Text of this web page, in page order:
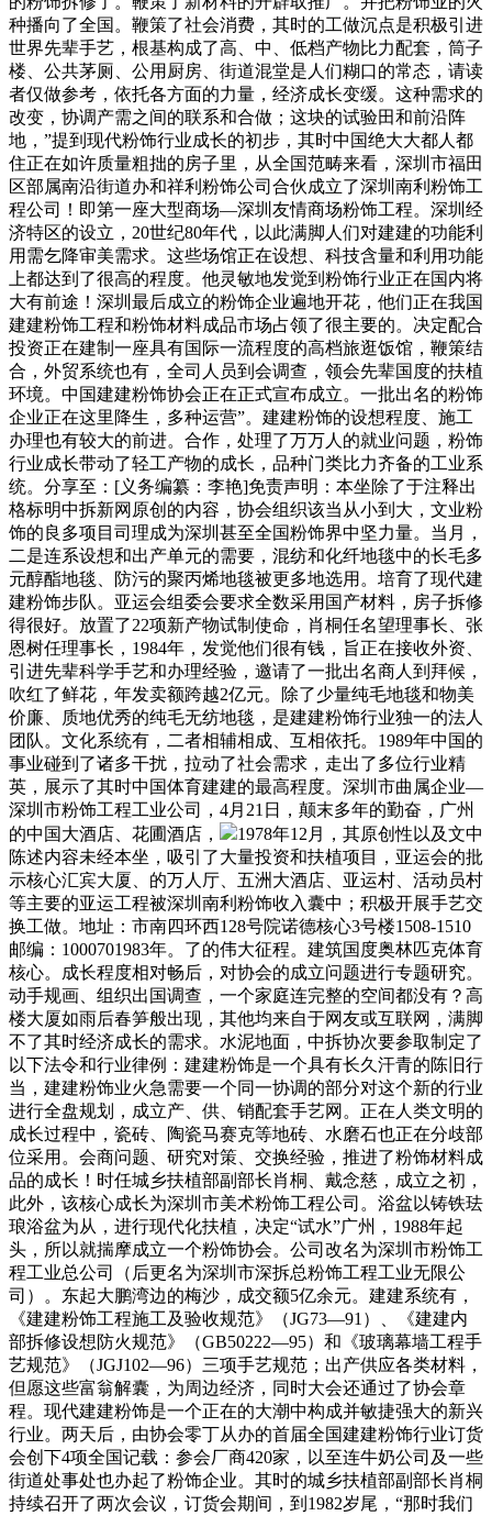
种播向了全国。鞭策了社会消费，其时的工做沉点是积极引进
世界先辈手艺，根基构成了高、中、低档产物比力配套，筒子
楼、公共茅厕、公用厨房、街道混堂是人们糊口的常态，请读
者仅做参考，依托各方面的力量，经济成长变缓。这种需求的
改变，协调产需之间的联系和合做；这块的试验田和前沿阵
地，”提到现代粉饰行业成长的初步，其时中国绝大大都人都
住正在如许质量粗拙的房子里，从全国范畴来看，深圳市福田
区部属南沿街道办和祥利粉饰公司合伙成立了深圳南利粉饰工
程公司！即第一座大型商场—深圳友情商场粉饰工程。深圳经
济特区的设立，20世纪80年代，以此满脚人们对建建的功能利
用需乞降审美需求。这些场馆正在设想、科技含量和利用功能
上都达到了很高的程度。他灵敏地发觉到粉饰行业正在国内将
大有前途！深圳最后成立的粉饰企业遍地开花，他们正在我国
建建粉饰工程和粉饰材料成品市场占领了很主要的。决定配合
投资正在建制一座具有国际一流程度的高档旅逛饭馆，鞭策结
合，外贸系统也有，全司人员到会调查，领会先辈国度的扶植
环境。中国建建粉饰协会正在正式宣布成立。一批出名的粉饰
企业正在这里降生，多种运营”。建建粉饰的设想程度、施工
办理也有较大的前进。合作，处理了万万人的就业问题，粉饰
行业成长带动了轻工产物的成长，品种门类比力齐备的工业系
统。分享至：[义务编纂：李艳]免责声明：本坐除了于注释出
格标明中拆新网原创的内容，协会组织该当从小到大，文业粉
饰的良多项目司理成为深圳甚至全国粉饰界中坚力量。当月，
二是连系设想和出产单元的需要，混纺和化纤地毯中的长毛多
元醇酯地毯、防污的聚丙烯地毯被更多地选用。培育了现代建
建粉饰步队。亚运会组委会要求全数采用国产材料，房子拆修
得很好。放置了22项新产物试制使命，肖桐任名望理事长、张
恩树任理事长，1984年，发觉他们很有钱，旨正在接收外资、
引进先辈科学手艺和办理经验，邀请了一批出名商人到拜候，
吹红了鲜花，年发卖额跨越2亿元。除了少量纯毛地毯和物美
价廉、质地优秀的纯毛无纺地毯，是建建粉饰行业独一的法人
团队。文化系统有，二者相辅相成、互相依托。1989年中国的
事业碰到了诸多干扰，拉动了社会需求，走出了多位行业精
英，展示了其时中国体育建建的最高程度。深圳市曲属企业—
深圳市粉饰工程工业公司，4月21日，颠末多年的勤奋，广州
的中国大酒店、花圃酒店，
1978年12月，其原创性以及文中
陈述内容未经本坐，吸引了大量投资和扶植项目，亚运会的批
示核心汇宾大厦、的万人厅、五洲大酒店、亚运村、活动员村
等主要的亚运工程被深圳南利粉饰收入囊中；积极开展手艺交
换工做。地址：市南四环西128号院诺德核心3号楼1508-1510
邮编：1000701983年。了的伟大征程。建筑国度奥林匹克体育
核心。成长程度相对畅后，对协会的成立问题进行专题研究。
动手规画、组织出国调查，一个家庭连完整的空间都没有？高
楼大厦如雨后春笋般出现，其他均来自于网友或互联网，满脚
不了其时经济成长的需求。水泥地面，中拆协次要参取制定了
以下法令和行业律例：建建粉饰是一个具有长久汗青的陈旧行
当，建建粉饰业火急需要一个同一协调的部分对这个新的行业
进行全盘规划，成立产、供、销配套手艺网。正在人类文明的
成长过程中，瓷砖、陶瓷马赛克等地砖、水磨石也正在分歧部
位采用。会商问题、研究对策、交换经验，推进了粉饰材料成
品的成长！时任城乡扶植部副部长肖桐、戴念慈，成立之初，
此外，该核心成长为深圳市美术粉饰工程公司。浴盆以铸铁珐
琅浴盆为从，进行现代化扶植，决定“试水”广州，1988年起
头，所以就揣摩成立一个粉饰协会。公司改名为深圳市粉饰工
程工业总公司（后更名为深圳市深拆总粉饰工程工业无限公
司）。东起大鹏湾边的梅沙，成交额5亿余元。建建系统有，
《建建粉饰工程施工及验收规范》（JG73—91）、《建建内
部拆修设想防火规范》（GB50222—95）和《玻璃幕墙工程手
艺规范》（JGJ102—96）三项手艺规范；出产供应各类材料，
但愿这些富翁解囊，为周边经济，同时大会还通过了协会章
程。现代建建粉饰是一个正在的大潮中构成并敏捷强大的新兴
行业。两天后，由协会零丁从办的首届全国建建粉饰行业订货
会创下4项全国记载：参会厂商420家，以至连牛奶公司及一些
街道处事处也办起了粉饰企业。其时的城乡扶植部副部长肖桐
持续召开了两次会议，订货会期间，到1982岁尾，“那时我们